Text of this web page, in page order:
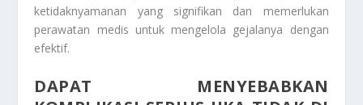
ketidaknyamanan yang signifikan dan memerlukan
perawatan medis untuk mengelola gejalanya dengan
efektif.
DAPAT MENYEBABKAN